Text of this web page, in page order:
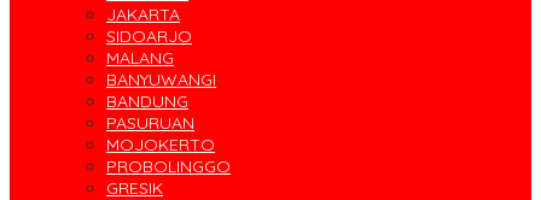
JAKARTA
SIDOARJO
MALANG
BANYUWANGI
BANDUNG
PASURUAN
MOJOKERTO
PROBOLINGGO
GRESIK